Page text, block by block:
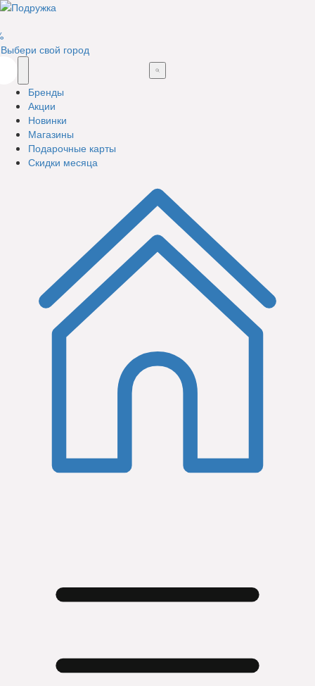
Выбери свой город
Бренды
Акции
Новинки
Магазины
Подарочные карты
Скидки месяца